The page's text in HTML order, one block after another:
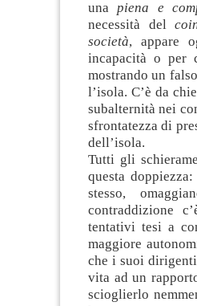
unapiena e
necessità del
società, appare
incapacità o per
mostrando un
l’isola. C’è da
subalternità nei
sfrontatezza di
dell’isola.
Tutti gli
questa
stesso,
contraddizione
tentativi tesi a
maggiore
che i suoi
vita ad un
scioglierlo